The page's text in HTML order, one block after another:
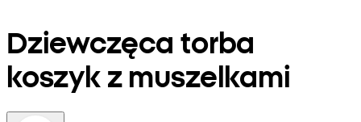
Dziewczęca torba
koszyk z muszelkami